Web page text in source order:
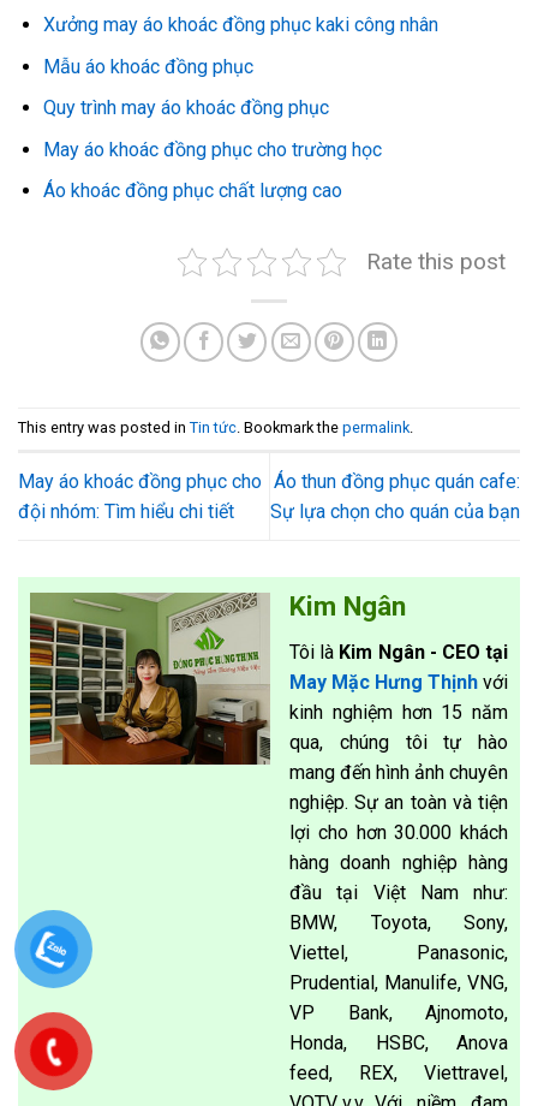
Xưởng may áo khoác đồng phục kaki công nhân
Mẫu áo khoác đồng phục
Quy trình may áo khoác đồng phục
May áo khoác đồng phục cho trường học
Áo khoác đồng phục chất lượng cao
Rate this post
This entry was posted in Tin tức . Bookmark the permalink
May áo khoác đồng phục cho
đội nhóm: Tìm hiểu chi tiết
Áo thun đồng phục quán cafe:
Sự lựa chọn cho quán của bạn
Kim Ngân
Tôi là Kim Ngân - CEO tại
May Mặc Hưng Thịnh với
kinh nghiệm hơn 15 năm
qua, chúng tôi tự hào
mang đến hình ảnh chuyên
nghiệp. Sự an toàn và tiện
lợi cho hơn 30.000 khách
hàng doanh nghiệp hàng
đầu tại Việt Nam như:
BMW, Toyota, Sony,
Viettel, Panasonic,
Prudential, Manulife, VNG,
VP Bank, Ajnomoto,
Honda, HSBC, Anova
feed, REX, Viettravel,